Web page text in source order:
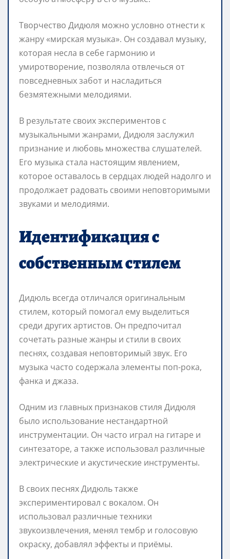
Творчество Дидюля можно условно отнести к
жанру «мирская музыка». Он создавал музыку,
которая несла в себе гармонию и
умиротворение, позволяла отвлечься от
повседневных забот и насладиться
безмятежными мелодиями.
В результате своих экспериментов с
музыкальными жанрами, Дидюля заслужил
признание и любовь множества слушателей.
Его музыка стала настоящим явлением,
которое оставалось в сердцах людей надолго и
продолжает радовать своими неповторимыми
звуками и мелодиями.
Идентификация с
собственным стилем
Дидюль всегда отличался оригинальным
стилем, который помогал ему выделиться
среди других артистов. Он предпочитал
сочетать разные жанры и стили в своих
песнях, создавая неповторимый звук. Его
музыка часто содержала элементы поп-рока,
фанка и джаза.
Одним из главных признаков стиля Дидюля
было использование нестандартной
инструментации. Он часто играл на гитаре и
синтезаторе, а также использовал различные
электрические и акустические инструменты.
В своих песнях Дидюль также
экспериментировал с вокалом. Он
использовал различные техники
звукоизвлечения, менял тембр и голосовую
окраску, добавлял эффекты и приёмы.